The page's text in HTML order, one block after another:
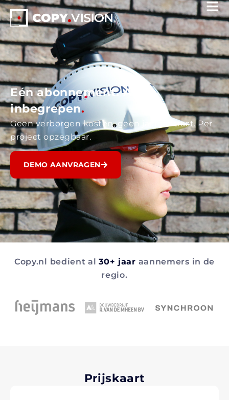
Eén abonnement. Alles
inbegrepen.
Geen verborgen kosten, geen jaarcontract. Per
project opzegbaar.
DEMO AANVRAGEN
Copy.nl bedient al30+ jaar aannemers in de
regio.
Prijskaart